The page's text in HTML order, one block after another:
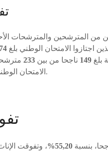
من المترشحين والمترشحات
اجتازوا الامتحان الوطني بلغ 74
بلغ 149 ناجحا من بين 233
الامتحان الوطني الموحد وظروف الإجراء والتصحيح.
بنسبة 55,20%
، وتفوقت